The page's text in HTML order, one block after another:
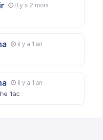
il y a 2 mois
il y a 1 an
il y a 1 an
1ac